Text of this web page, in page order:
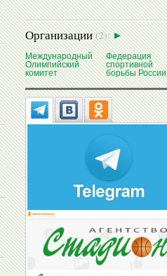
Организации(2):
Международный
Олимпийский
комитет
Федерация
спортивной
борьбы России